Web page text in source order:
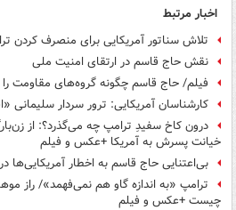
اخبار مرتبط
تلاش سناتور آمریکایی برای منصرف کردن
نقش حاج قاسم در ارتقای امنیت ملی
فیلم/ حاج قاسم چگونه گروه‌های مقاومت
کارشناسان آمریکایی: ترور سردار سلیمانی
درون کاخ سفیدِ ترامپ چه می‌گذرد؟: از
خیانت پسرش به آمریکا +عکس و فیلم
بی‌اعتنایی حاج قاسم به اخطار آمریکایی‌ها در مدار
ترامپ «به اندازه گاو هم نمی‌فهمد»/ راز
چیست +عکس و فیلم